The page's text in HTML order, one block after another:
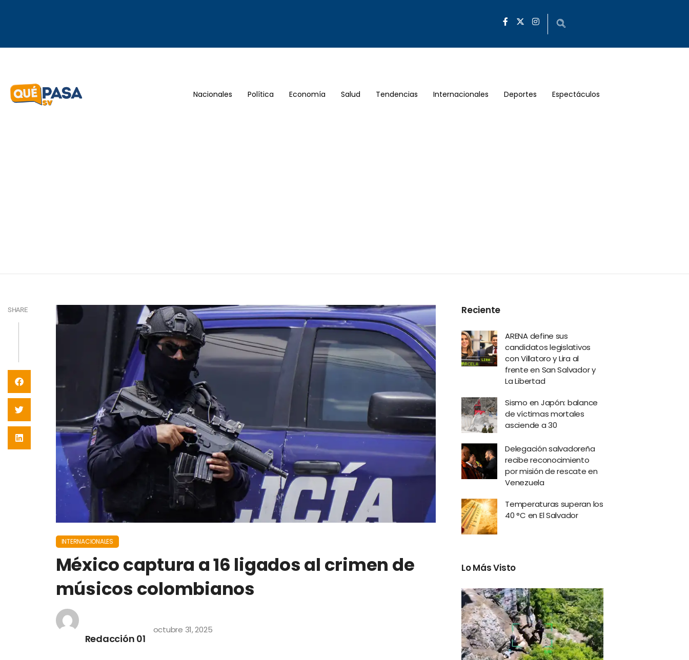
Nacionales Política Economía Salud Tendencias Internacionales Deportes Espectáculos
SHARE
INTERNACIONALES
México captura a 16 ligados al crimen de
músicos colombianos
Redacción 01
octubre 31, 2025
Reciente
ARENA define sus
candidatos legislativos
con Villatoro y Lira al
frente en San Salvador y
La Libertad
Sismo en Japón: balance
de víctimas mortales
asciende a 30
Delegación salvadoreña
recibe reconocimiento
por misión de rescate en
Venezuela
Temperaturas superan los
40 °C en El Salvador
Lo Más Visto